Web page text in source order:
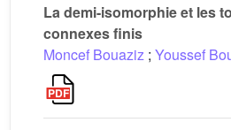
La demi-isomorphie et les
connexes finis
Moncef Bouaziz ; Youssef